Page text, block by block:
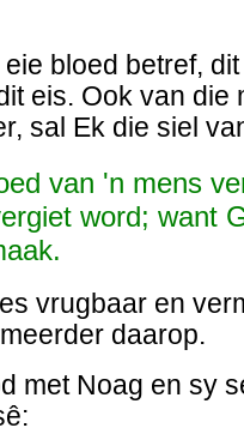
bloed betref,
eis. Ook van die
sal Ek die siel
van 'n mens
word; want
vrugbaar en
daarop.
met Noag en sy